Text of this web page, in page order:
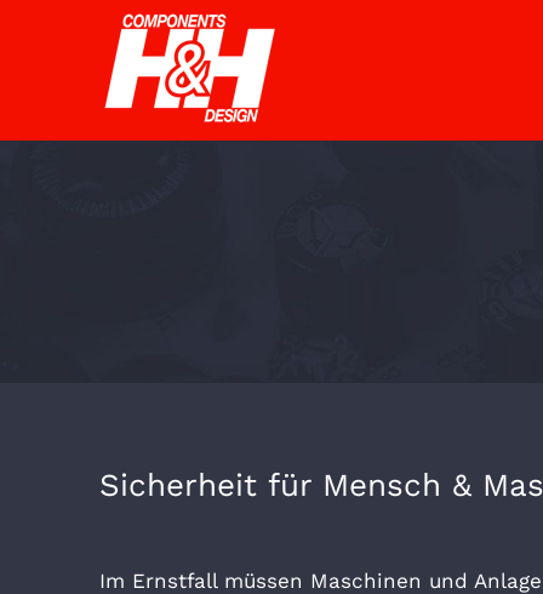
Sicherheit für Mensch &
Im Ernstfall müssen Maschinen und